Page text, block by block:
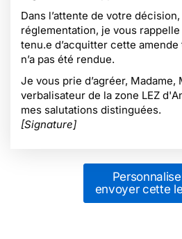
Dans l’attente de votre
réglementation, je vous
tenu.e d’acquitter cette amende
n’a pas été rendue.
Je vous prie d’agréer,
verbalisateur de la zone LEZ
mes salutations distinguées.
[Signature]
envoyer cette